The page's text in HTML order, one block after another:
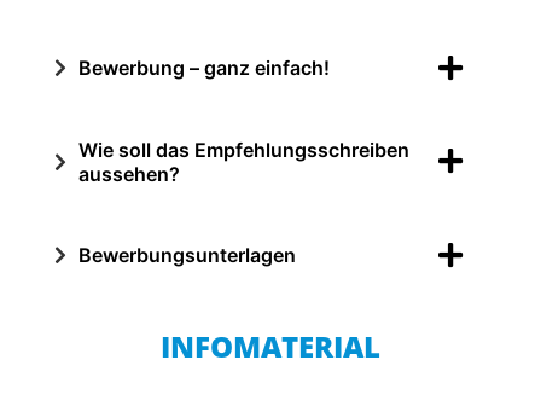
Bewerbung – ganz einfach!
Wie soll das Empfehlungsschreiben
aussehen?
Bewerbungsunterlagen
INFOMATERIAL